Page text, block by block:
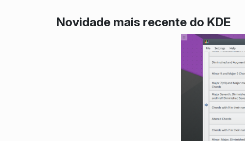
Novidade mais recente do KDE